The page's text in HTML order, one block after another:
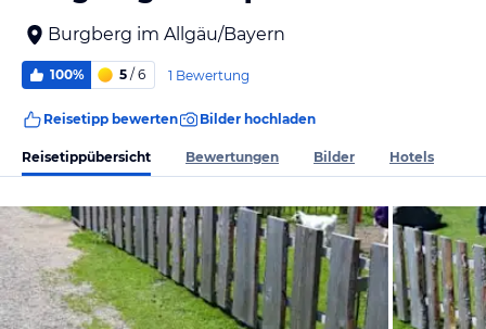
Burgberg im Allgäu/Bayern
100% 5 / 6 1 Bewertung
Reisetipp bewerten Bilder hochladen
Reisetippübersicht Bewertungen Bilder Hotels